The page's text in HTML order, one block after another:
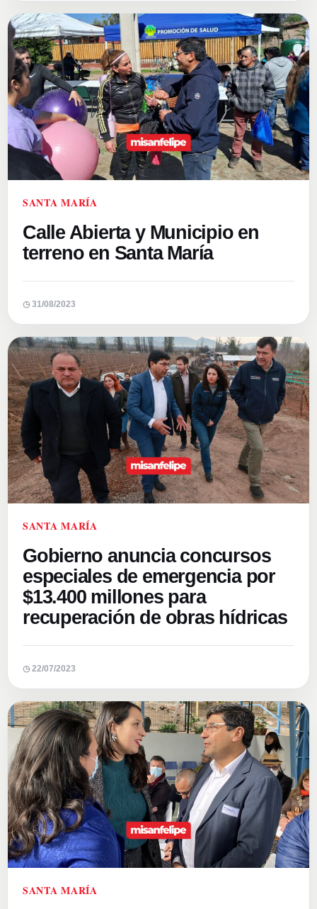
SANTA MARÍA
Calle Abierta y Municipio en
terreno en Santa María
◷ 31/08/2023
SANTA MARÍA
Gobierno anuncia concursos
especiales de emergencia por
$13.400 millones para
recuperación de obras hídricas
◷ 22/07/2023
SANTA MARÍA